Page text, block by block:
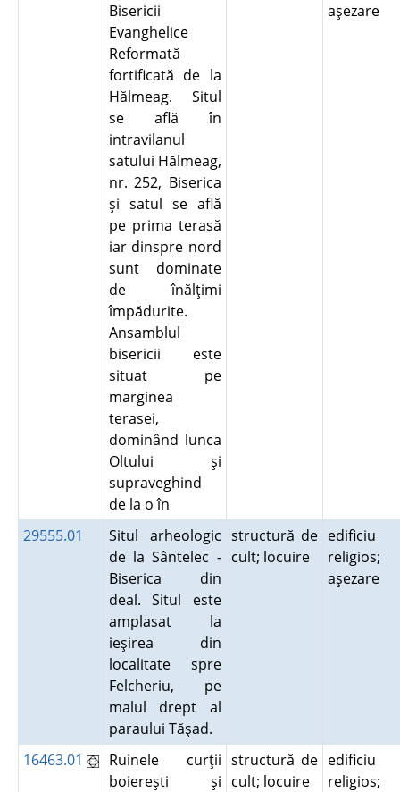
Bisericii
Evanghelice
Reformată
fortificată de la
Hălmeag. Situl
se află în
intravilanul
satului Hălmeag,
nr. 252, Biserica
şi satul se află
pe prima terasă
iar dinspre nord
sunt dominate
de înălţimi
împădurite.
Ansamblul
bisericii este
situat pe
marginea
terasei,
dominând lunca
Oltului şi
supraveghind
de la o în
aşezare
29555.01
Situl arheologic
de la Sântelec -
Biserica din
deal. Situl este
amplasat la
ieşirea din
localitate spre
Felcheriu, pe
malul drept al
paraului Tăşad.
structură de
cult; locuire
edificiu
religios;
aşezare
16463.01
Ruinele curţii
boiereşti şi
structură de
cult; locuire
edificiu
religios;